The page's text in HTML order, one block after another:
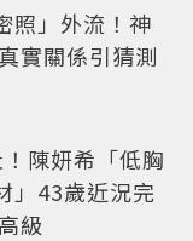
照」外流！神
實關係引猜測
陳妍希「低胸
」43歲近況完
級